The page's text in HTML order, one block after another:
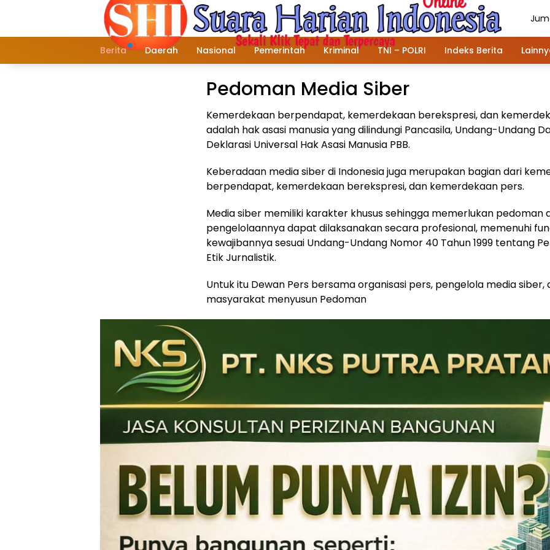
Berita Daerah Nasional Pemerintah Kriminal TNI – POLRI Indeks Berita
Pedoman Media Siber
Kemerdekaan berpendapat, kemerdekaan berekspresi, dan
adalah hak asasi manusia yang dilindungi Pancasila, Undang-Undang
Deklarasi Universal Hak Asasi Manusia PBB.
Keberadaan media siber di Indonesia juga merupakan bagian dari
berpendapat, kemerdekaan berekspresi, dan kemerdekaan pers.
Media siber memiliki karakter khusus sehingga memerlukan pedoman
pengelolaannya dapat dilaksanakan secara profesional, memenuhi
kewajibannya sesuai Undang-Undang Nomor 40 Tahun 1999 tentang
Etik Jurnalistik.
Untuk itu Dewan Pers bersama organisasi pers, pengelola media siber,
masyarakat menyusun Pedoman